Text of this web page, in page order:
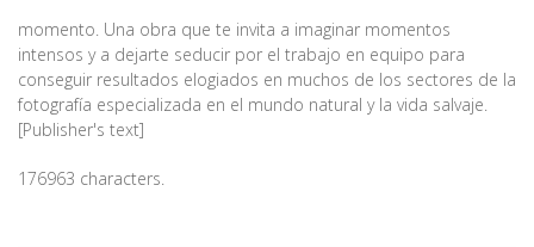
momento. Una obra que te invita a imaginar momentos
intensos y a dejarte seducir por el trabajo en equipo para
conseguir resultados elogiados en muchos de los sectores de la
fotografía especializada en el mundo natural y la vida salvaje.
[Publisher's text]
176963 characters.